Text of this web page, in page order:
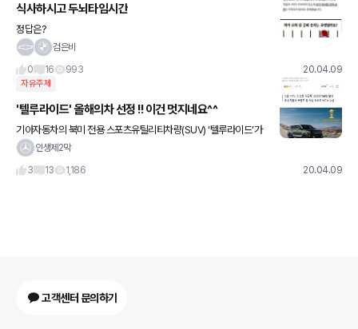
식사하시고 두뇌타임시간
정답은?
검은비
0
16 993 20.04.09
자유주제
'텔루라이드' 올해의차 선정 !! 이건 멋지네요^^
기아자동차의 북미 전용 스포츠유틸리티차량(SUV) ‘텔루라이드’가
‘2020 월드카 어워즈(WCA)’에서 ‘세계 올해의 자동차(WCOT
인생제2막
3
13 1,186 20.04.09
고객센터 문의하기